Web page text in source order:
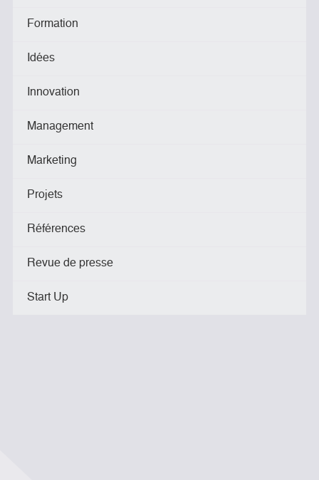
Formation
Idées
Innovation
Management
Marketing
Projets
Références
Revue de presse
Start Up